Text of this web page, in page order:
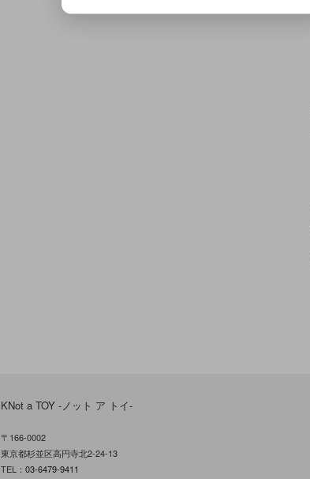
KNot a TOY -ノット ア トイ-
〒166-0002
東京都杉並区高円寺北2-24-13
TEL：03-6479-9411